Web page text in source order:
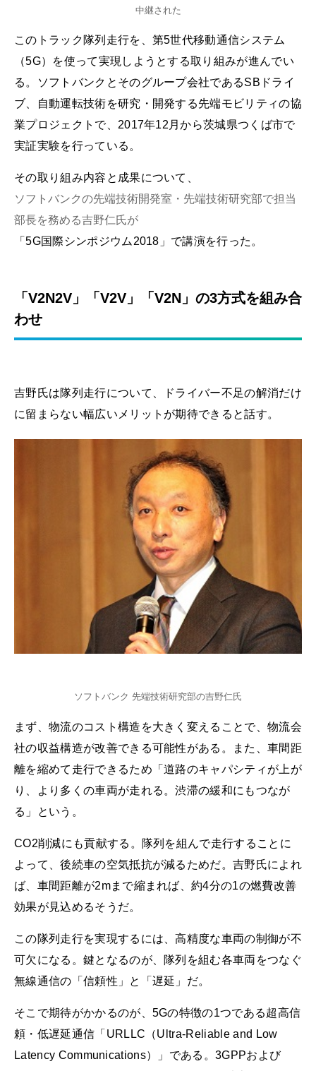
中継された
このトラック隊列走行を、第5世代移動通信システム
（5G）を使って実現しようとする取り組みが進んでい
る。ソフトバンクとそのグループ会社であるSBドライ
ブ、自動運転技術を研究・開発する先端モビリティの協
業プロジェクトで、2017年12月から茨城県つくば市で
実証実験を行っている。
その取り組み内容と成果について、
ソフトバンクの先端技術開発室・先端技術研究部で担当
部長を務める吉野仁氏が
「5G国際シンポジウム2018」で講演を行った。
「V2N2V」「V2V」「V2N」の3方式を組み合
わせ
吉野氏は隊列走行について、ドライバー不足の解消だけ
に留まらない幅広いメリットが期待できると話す。
ソフトバンク 先端技術研究部の吉野仁氏
まず、物流のコスト構造を大きく変えることで、物流会
社の収益構造が改善できる可能性がある。また、車間距
離を縮めて走行できるため「道路のキャパシティが上が
り、より多くの車両が走れる。渋滞の緩和にもつなが
る」という。
CO2削減にも貢献する。隊列を組んで走行することに
よって、後続車の空気抵抗が減るためだ。吉野氏によれ
ば、車間距離が2mまで縮まれば、約4分の1の燃費改善
効果が見込めるそうだ。
この隊列走行を実現するには、高精度な車両の制御が不
可欠になる。鍵となるのが、隊列を組む各車両をつなぐ
無線通信の「信頼性」と「遅延」だ。
そこで期待がかかるのが、5Gの特徴の1つである超高信
頼・低遅延通信「URLLC（Ultra-Reliable and Low
Latency Communications）」である。3GPPおよび